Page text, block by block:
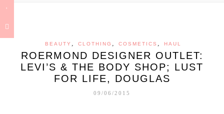
BEAUTY , CLOTHING , COSMETICS , HAUL
ROERMOND DESIGNER OUTLET:
LEVI’S & THE BODY SHOP; LUST
FOR LIFE, DOUGLAS
09/06/2015